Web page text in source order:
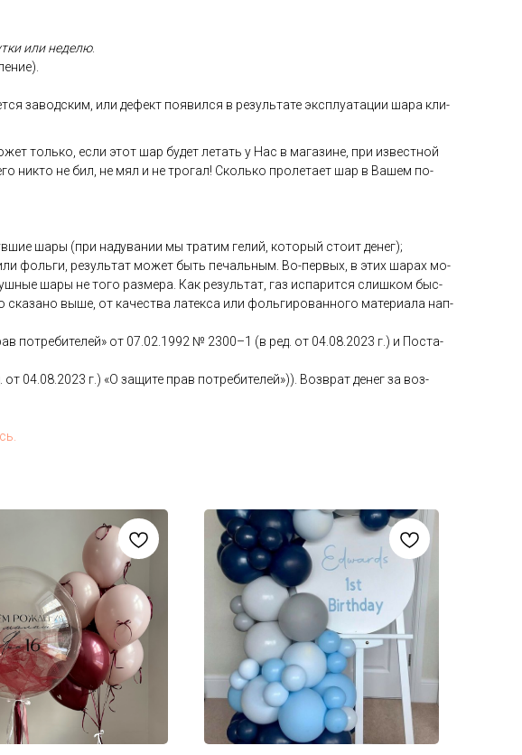
или не­делю.
за­вод­ским, или де­фект по­явил­ся в ре­зуль­та­те экс­плу­ата­ции ша­ра кли­
толь­ко, ес­ли этот шар бу­дет ле­тать у Нас в ма­гази­не, при из­вес­тной
ник­то не бил, не мял и не тро­гал! Сколь­ко про­лета­ет шар в Ва­шем по­
ша­ры (при на­дува­нии мы тра­тим ге­лий, ко­торый сто­ит де­нег);
фоль­ги, ре­зуль­тат мо­жет быть пе­чаль­ным. Во-пер­вых, в этих ша­рах мо­
ша­ры не то­го раз­ме­ра. Как ре­зуль­тат, газ ис­па­рит­ся слиш­ком быс­
вы­ше, от ка­чес­тва ла­тек­са или фоль­ги­рован­но­го ма­тери­ала нап­
пот­ре­бите­лей» от 07.02.1992 № 2300–1 (в ред. от 04.08.2023 г.) и Пос­та­
04.08.2023 г.) «О за­щите прав пот­ре­бите­лей»)). Воз­врат де­нег за воз­